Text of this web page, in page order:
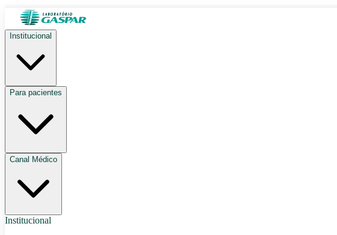
Institucional
Para pacientes
Canal Médico
Institucional